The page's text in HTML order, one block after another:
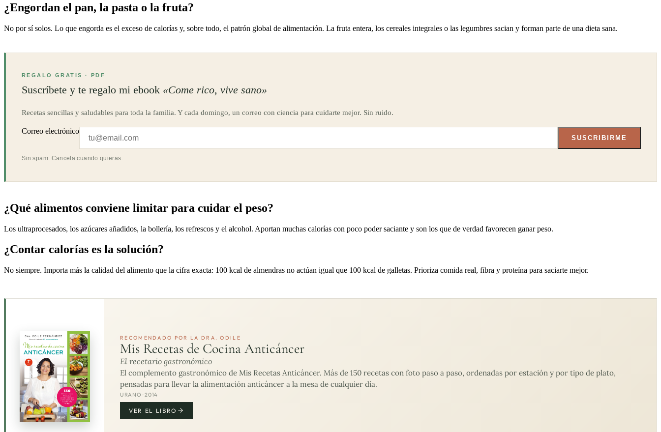
¿Engordan el pan, la pasta o la fruta?
No por sí solos. Lo que engorda es el exceso de calorías y, sobre todo, el patrón global de alimentación. La fruta entera, los cereales integrales o las legumbres sacian y forman parte de una dieta sana.
REGALO GRATIS · PDF
Suscríbete y te regalo mi ebook «Come rico, vive sano»
Recetas sencillas y saludables para toda la familia. Y cada domingo, un correo con ciencia para cuidarte mejor. Sin ruido.
Correo electrónico
SUSCRIBIRME
Sin spam. Cancela cuando quieras.
¿Qué alimentos conviene limitar para cuidar el peso?
Los ultraprocesados, los azúcares añadidos, la bollería, los refrescos y el alcohol. Aportan muchas calorías con poco poder saciante y son los que de verdad favorecen ganar peso.
¿Contar calorías es la solución?
No siempre. Importa más la calidad del alimento que la cifra exacta: 100 kcal de almendras no actúan igual que 100 kcal de galletas. Prioriza comida real, fibra y proteína para saciarte mejor.
RECOMENDADO POR LA DRA. ODILE
Mis Recetas de Cocina Anticáncer
El recetario gastronómico
El complemento gastronómico de Mis Recetas Anticáncer. Más de 150 recetas con foto paso a paso, ordenadas por estación y por tipo de plato,
pensadas para llevar la alimentación anticáncer a la mesa de cualquier día.
URANO · 2014
VER EL LIBRO